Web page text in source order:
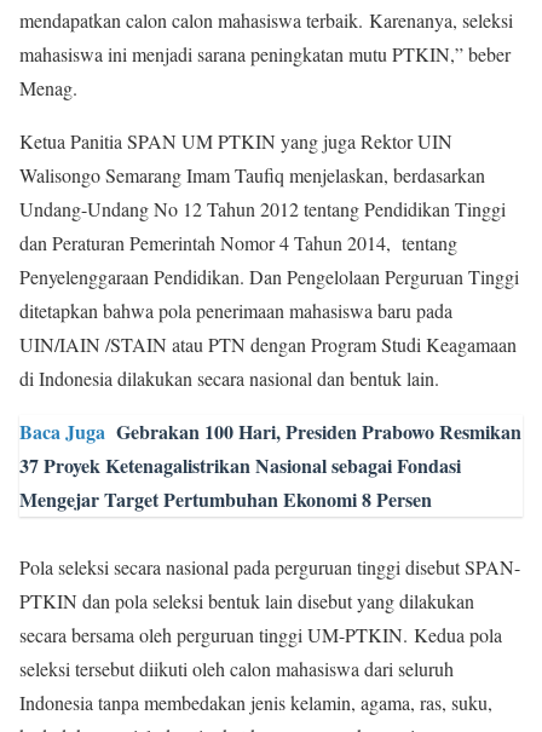
mendapatkan calon calon mahasiswa terbaik. Karenanya, seleksi
mahasiswa ini menjadi sarana peningkatan mutu PTKIN,” beber
Menag.
Ketua Panitia SPAN UM PTKIN yang juga Rektor UIN
Walisongo Semarang Imam Taufiq menjelaskan, berdasarkan
Undang-Undang No 12 Tahun 2012 tentang Pendidikan Tinggi
dan Peraturan Pemerintah Nomor 4 Tahun 2014, tentang
Penyelenggaraan Pendidikan. Dan Pengelolaan Perguruan Tinggi
ditetapkan bahwa pola penerimaan mahasiswa baru pada
UIN/IAIN /STAIN atau PTN dengan Program Studi Keagamaan
di Indonesia dilakukan secara nasional dan bentuk lain.
Baca Juga Gebrakan 100 Hari, Presiden Prabowo Resmikan
37 Proyek Ketenagalistrikan Nasional sebagai Fondasi
Mengejar Target Pertumbuhan Ekonomi 8 Persen
Pola seleksi secara nasional pada perguruan tinggi disebut SPAN-
PTKIN dan pola seleksi bentuk lain disebut yang dilakukan
secara bersama oleh perguruan tinggi UM-PTKIN. Kedua pola
seleksi tersebut diikuti oleh calon mahasiswa dari seluruh
Indonesia tanpa membedakan jenis kelamin, agama, ras, suku,